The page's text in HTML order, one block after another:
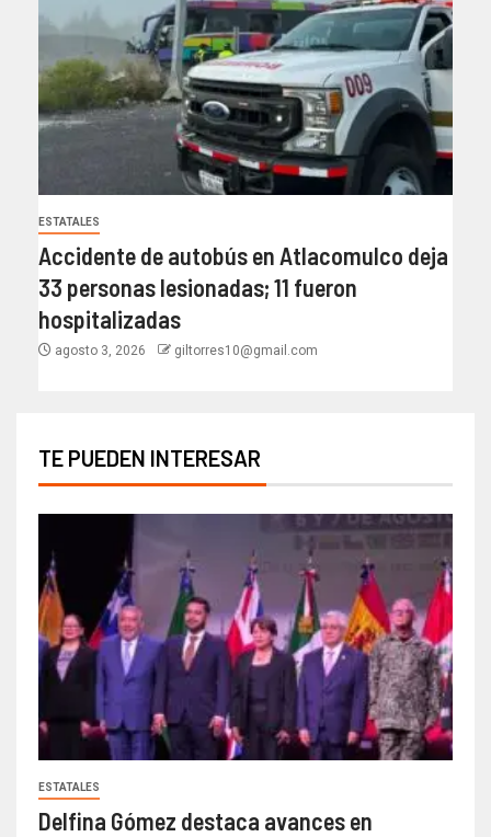
ESTATALES
Accidente de autobús en Atlacomulco deja
33 personas lesionadas; 11 fueron
hospitalizadas
agosto 3, 2026 giltorres10@gmail.com
TE PUEDEN INTERESAR
ESTATALES
Delfina Gómez destaca avances en